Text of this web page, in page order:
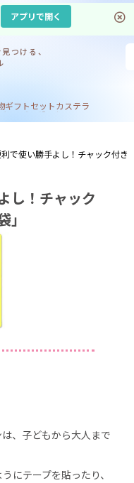
アプリで開く
つける、
ギフトセットカステラ
ヒー ジンギスカン
で使い勝手よし！チャック付き
し！チャック
」
、子どもから大人まで
にテープを貼ったり、